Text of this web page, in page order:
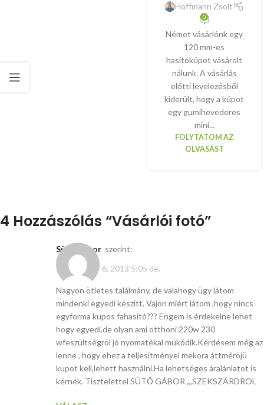
Hoffmann Zsolt
0
Német vásárlónk egy
120 mm-es
hasítókúpot vásárolt
nálunk. A vásárlás
előtti levelezésből
kiderült, hogy a kúpot
egy gumihevederes
mini...
FOLYTATOM AZ
OLVASÁST
4 Hozzászólás “Vásárlói fotó”
Sütő Gábor szerint:
szeptember 6, 2013 5:05 de.
Nagyon ötletes találmány, de valahogy ügy látom
mindenki egyedi készitt. Vajon miért látom ,hogy nincs
egyforma kupos fahasitó??? Engem is érdekelne lehet
hogy egyedi,de olyan ami otthoni 220w 230
wfeszültségröl jó nyomatékal müködik.Kérdésem még az
lenne , hogy ehez a teljesitményel mekora áttméröjü
kupot kell,lehett használni.Ha lehetséges áralánlatot is
kérnék. Tisztelettel SÜTŐ GÁBOR ,,,SZEKSZÁRDROL